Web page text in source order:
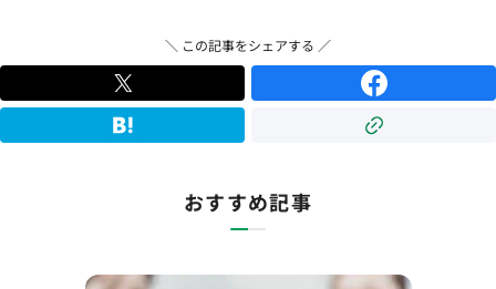
＼ この記事をシェアする ／
おすすめ記事